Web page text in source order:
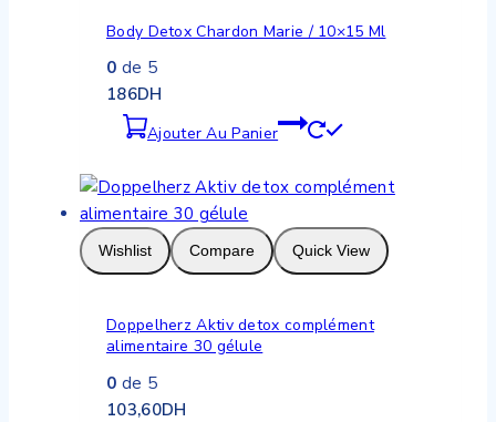
Body Detox Chardon Marie / 10×15 Ml
0 de 5
186DH
Ajouter Au Panier
Wishlist Compare Quick View
Doppelherz Aktiv detox complément
alimentaire 30 gélule
0 de 5
103,60DH